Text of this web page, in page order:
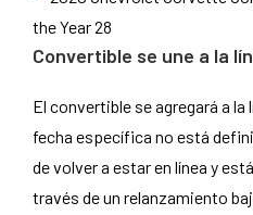
Convertible se une a la
El convertible se agregará a la
fecha específica no está
de volver a estar en línea y
través de un relanzamiento